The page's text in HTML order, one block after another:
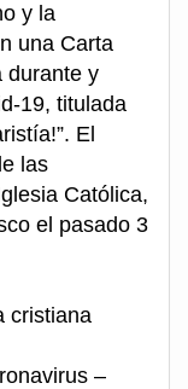
y la
una Carta
durante y
19, titulada
El
las
Católica,
el pasado 3
cristiana
–